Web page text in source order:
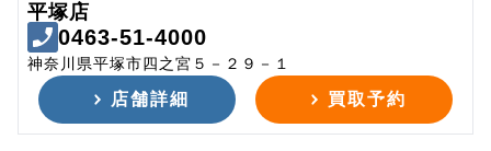
平塚店
0463-51-4000
神奈川県平塚市四之宮５－２９－１
店舗詳細 買取予約